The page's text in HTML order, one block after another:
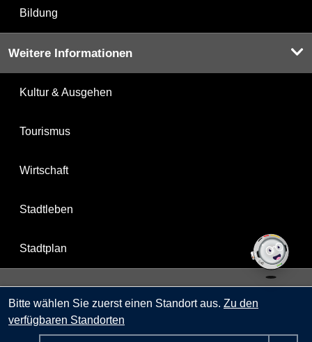
Bitte wählen Sie zuerst einen Standort aus. Zu den
verfügbaren Standorten
Bildung
Weitere Informationen
Kultur & Ausgehen
Tourismus
Wirtschaft
Stadtleben
Stadtplan